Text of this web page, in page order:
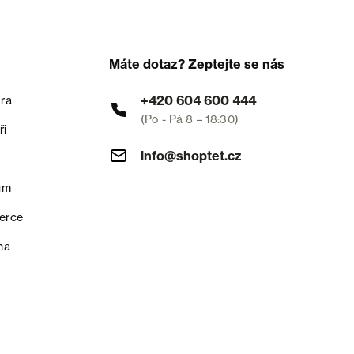
Máte dotaz? Zeptejte se nás
+420 604 600 444
(Po - Pá 8 – 18:30)
info@shoptet.cz